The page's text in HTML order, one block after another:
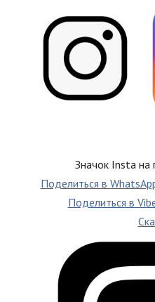
Значок Insta на
Поделиться в
Поделиться в